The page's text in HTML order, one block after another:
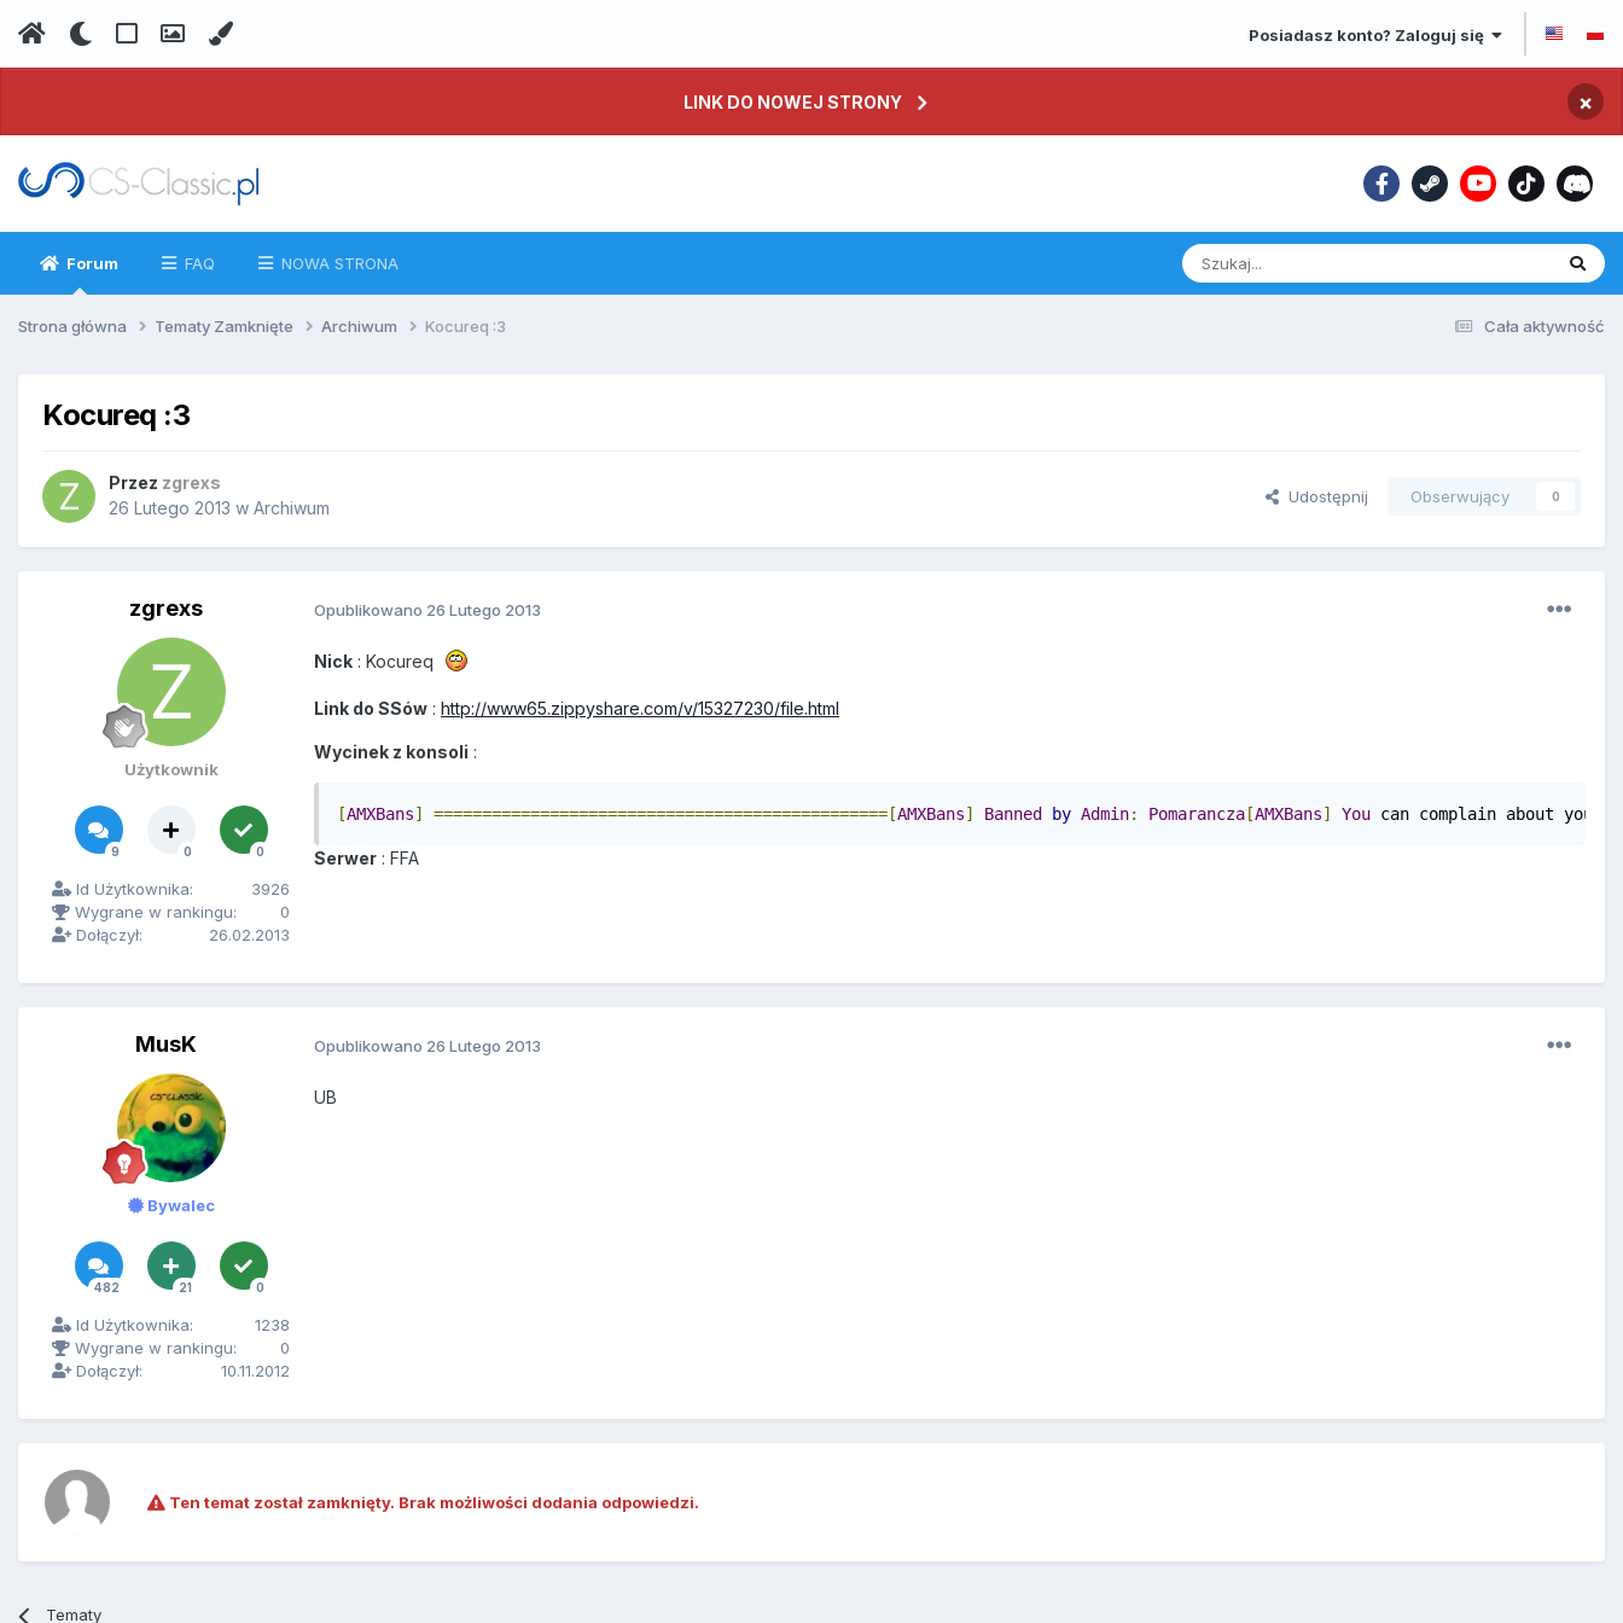
Posiadasz konto? Zaloguj się
LINK DO NOWEJ STRONY ×
Forum FAQ NOWA STRONA
Cała aktywność
Strona główna Tematy Zamknięte Archiwum Kocureq :3
Kocureq :3
Przez zgrexs
26 Lutego 2013 w Archiwum
Udostępnij Obserwujący 0
zgrexs
Użytkownik
9 0 0
Id Użytkownika:
3926
Wygrane w rankingu:
0
Dołączył:
26.02.2013
Opublikowano 26 Lutego 2013
Nick : Kocureq
Link do SSów : http://www65.zippyshare.com/v/15327230/file.html
Wycinek z konsoli :
[AMXBans] ===============================================[AMXBans] Banned by Admin: Pomarancza [AMXBans] You can complain about your
Serwer : FFA
MusK
Bywalec
482 21 0
Id Użytkownika:
1238
Wygrane w rankingu:
0
Dołączył:
10.11.2012
Opublikowano 26 Lutego 2013
UB
Ten temat został zamknięty. Brak możliwości dodania odpowiedzi.
Tematy